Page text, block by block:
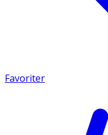
Favoriter